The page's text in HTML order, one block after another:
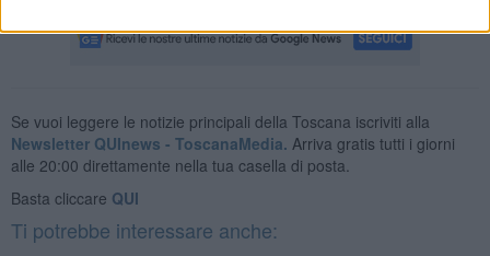
Se vuoi leggere le notizie principali della Toscana iscriviti alla
Newsletter QUInews - ToscanaMedia. Arriva gratis tutti i giorni
alle 20:00 direttamente nella tua casella di posta.
Basta cliccare QUI
Ti potrebbe interessare anche: